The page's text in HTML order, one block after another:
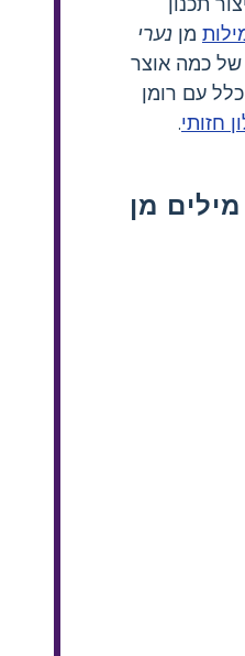
מן נערי
כמה אוצר
עם רומן
חזותי.
מן